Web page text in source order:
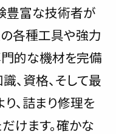
豊富な技術者が
の各種工具や強力
的な機材を完備
、資格、そして最
、詰まり修理を
けます。確かな